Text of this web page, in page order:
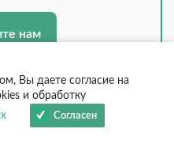
нам
Вы даете согласие на
и обработку
Согласен